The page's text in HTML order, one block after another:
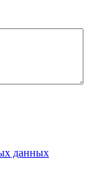
данных